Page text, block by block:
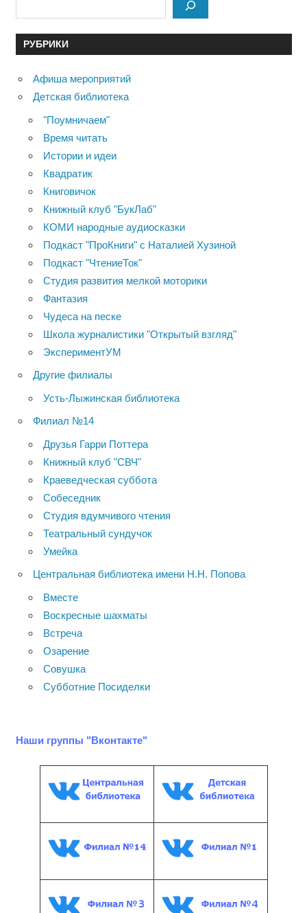
РУБРИКИ
Афиша мероприятий
Детская библиотека
"Поумничаем"
Время читать
Истории и идеи
Квадратик
Книговичок
Книжный клуб "БукЛаб"
КОМИ народные аудиосказки
Подкаст "ПроКниги" с Наталией Хузиной
Подкаст "ЧтениеТок"
Студия развития мелкой моторики
Фантазия
Чудеса на песке
Школа журналистики "Открытый взгляд"
ЭкспериментУМ
Другие филиалы
Усть-Лыжинская библиотека
Филиал №14
Друзья Гарри Поттера
Книжный клуб "СВЧ"
Краеведческая суббота
Собеседник
Студия вдумчивого чтения
Театральный сундучок
Умейка
Центральная библиотека имени Н.Н. Попова
Вместе
Воскресные шахматы
Встреча
Озарение
Совушка
Субботние Посиделки
Наши группы "Вконтакте"